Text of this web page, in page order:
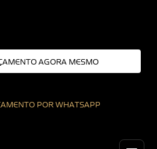
AGORA MESMO
POR WHATSAPP